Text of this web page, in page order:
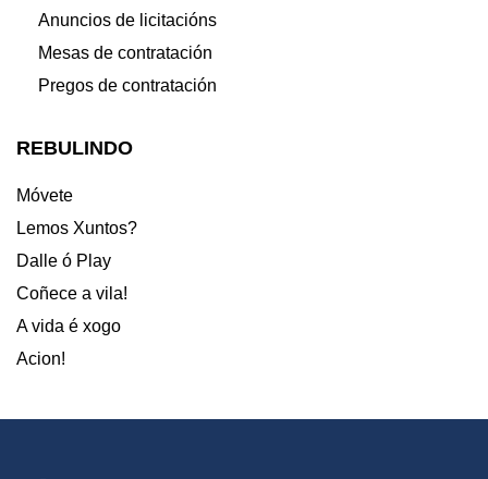
Anuncios de licitacións
Mesas de contratación
Pregos de contratación
REBULINDO
Móvete
Lemos Xuntos?
Dalle ó Play
Coñece a vila!
A vida é xogo
Acion!